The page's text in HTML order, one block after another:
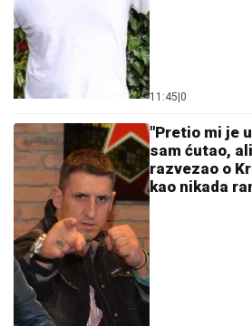
RIVAL SRBIJE DESETKOVAN:
spisak, tu je i bivši igrač Crvene
"SMETALI SU MU
Voditeljka Ana
o razvodu od
Radulovića
(FOTO) DOK SVI
SLOBA VASIĆ
STARLETOM
fotografija,